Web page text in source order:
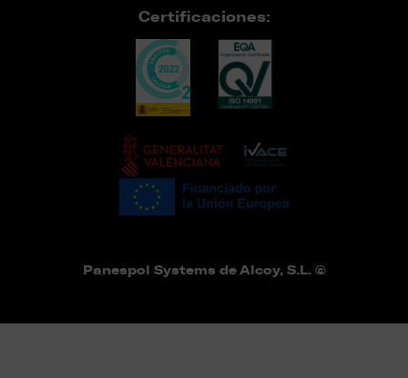
Certificaciones:
Panespol Systems de Alcoy, S.L. ©